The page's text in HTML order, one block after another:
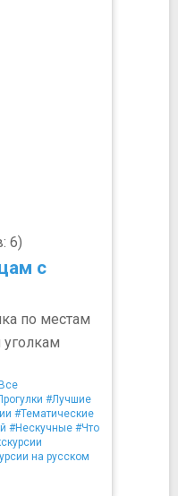
6)
с
по местам
уголкам
#Лучшие
#Тематические
#Нескучные #Что
на русском